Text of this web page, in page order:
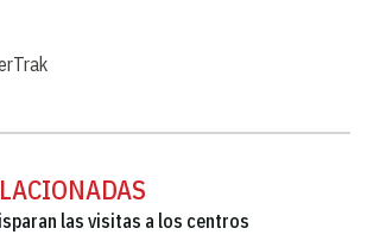
las visitas a los centros